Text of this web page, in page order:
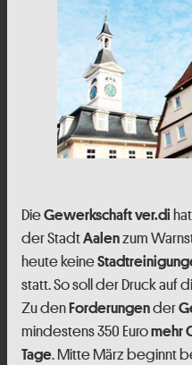
DieGewerkschaft ver.di
der StadtAalenzum
heute keine
statt. So soll der Druck auf
Zu denForderungender
mindestens 350 Euromehr
Tage. Mitte März beginnt